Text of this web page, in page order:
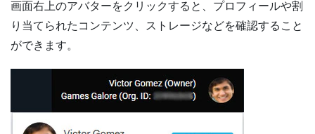
画面右上のアバターをクリックすると、プロフィールや割
り当てられたコンテンツ、ストレージなどを確認すること
ができます。